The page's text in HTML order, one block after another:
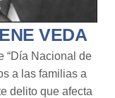
VEDA
“Día Nacional de
a las familias a
delito que afecta